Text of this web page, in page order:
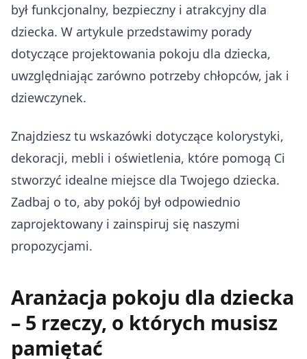
był funkcjonalny, bezpieczny i atrakcyjny dla
dziecka. W artykule przedstawimy porady
dotyczące projektowania pokoju dla dziecka,
uwzględniając zarówno potrzeby chłopców, jak i
dziewczynek.
Znajdziesz tu wskazówki dotyczące kolorystyki,
dekoracji, mebli i oświetlenia, które pomogą Ci
stworzyć idealne miejsce dla Twojego dziecka.
Zadbaj o to, aby pokój był odpowiednio
zaprojektowany i zainspiruj się naszymi
propozycjami.
Aranżacja pokoju dla dziecka
– 5 rzeczy, o których musisz
pamiętać